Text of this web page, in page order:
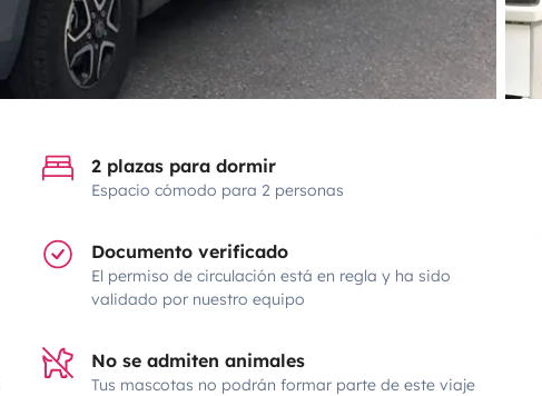
2 plazas para dormir
Espacio cómodo para 2 personas
Documento verificado
El permiso de circulación está en regla y ha sido
validado por nuestro equipo
No se admiten animales
Tus mascotas no podrán formar parte de este viaje